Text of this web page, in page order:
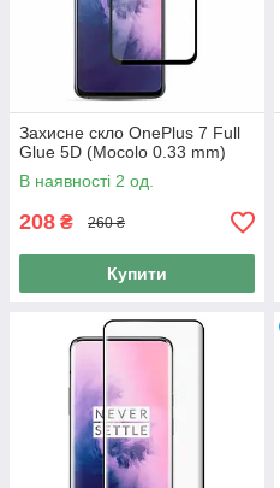
Захисне скло OnePlus 7 Full
Glue 5D (Mocolo 0.33 mm)
В наявності 2 од.
208 ₴ 260 ₴
Купити